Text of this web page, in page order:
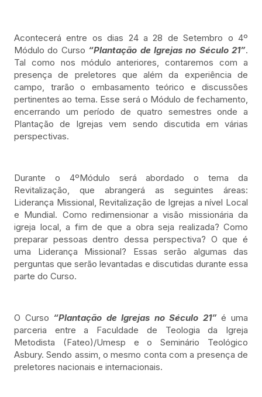
Acontecerá entre os dias 24 a 28 de Setembro o 4º
Módulo do Curso “Plantação de Igrejas no Século 21”.
Tal como nos módulo anteriores, contaremos com a
presença de preletores que além da experiência de
campo, trarão o embasamento teórico e discussões
pertinentes ao tema. Esse será o Módulo de fechamento,
encerrando um período de quatro semestres onde a
Plantação de Igrejas vem sendo discutida em várias
perspectivas.
Durante o 4ºMódulo será abordado o tema da
Revitalização, que abrangerá as seguintes áreas:
Liderança Missional, Revitalização de Igrejas a nível Local
e Mundial. Como redimensionar a visão missionária da
igreja local, a fim de que a obra seja realizada? Como
preparar pessoas dentro dessa perspectiva? O que é
uma Liderança Missional? Essas serão algumas das
perguntas que serão levantadas e discutidas durante essa
parte do Curso.
O Curso “Plantação de Igrejas no Século 21”é uma
parceria entre a Faculdade de Teologia da Igreja
Metodista (Fateo)/Umesp e o Seminário Teológico
Asbury. Sendo assim, o mesmo conta com a presença de
preletores nacionais e internacionais.